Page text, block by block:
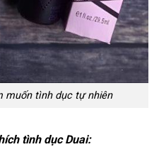
muốn tình dục tự nhiên
tình dục Duai: